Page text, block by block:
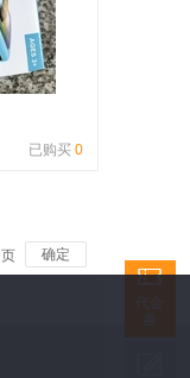
已购买 0
页 确定
